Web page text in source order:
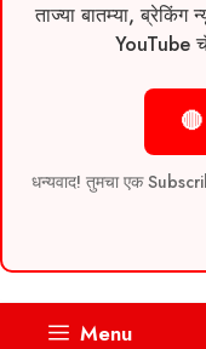
ताज्या बातम्या, ब्रेकिंग
YouTube
धन्यवाद! तुमचा एक
Menu